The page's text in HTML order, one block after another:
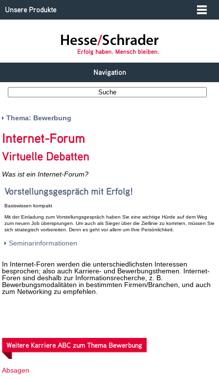
Unsere Produkte
Navigation
Thema: Bewerbung
Internet-Forum
Virtuelle Debatten
Was ist ein Internet-Forum?
Vorstellungsgespräch mit Erfolg!
Basiswissen kompakt
Mit der Einladung zum Vorstellungsgespräch haben Sie eine wichtige Hürde auf dem Weg
zum neuen Job übersprungen. Um auch als Sieger über die Ziellinie zu kommen, müssen Sie
sich strategisch vorbereiten. Denn es geht vor allem um Ihre Persönlichkeit.
Seminarinformationen
In Internet-Foren werden die unterschiedlichsten Interessen
besprochen; also auch Karriere- und Bewerbungsthemen. Internet-
Foren sind deshalb zur Informationsrecherche, z. B.
Bewerbungsmodalitäten in bestimmten Firmen/Branchen, und auch
zum Networking zu empfehlen.
Weitere Karriere ABC zum Thema Bewerbung
Absagen